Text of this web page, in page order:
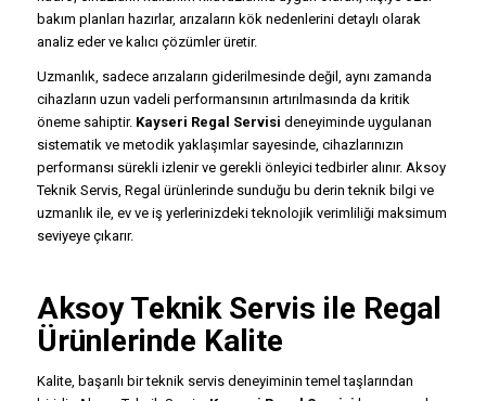
bakım planları hazırlar, arızaların kök nedenlerini detaylı olarak
analiz eder ve kalıcı çözümler üretir.
Uzmanlık, sadece arızaların giderilmesinde değil, aynı zamanda
cihazların uzun vadeli performansının artırılmasında da kritik
öneme sahiptir. Kayseri Regal Servisi deneyiminde uygulanan
sistematik ve metodik yaklaşımlar sayesinde, cihazlarınızın
performansı sürekli izlenir ve gerekli önleyici tedbirler alınır. Aksoy
Teknik Servis, Regal ürünlerinde sunduğu bu derin teknik bilgi ve
uzmanlık ile, ev ve iş yerlerinizdeki teknolojik verimliliği maksimum
seviyeye çıkarır.
Aksoy Teknik Servis ile Regal
Ürünlerinde Kalite
Kalite, başarılı bir teknik servis deneyiminin temel taşlarından